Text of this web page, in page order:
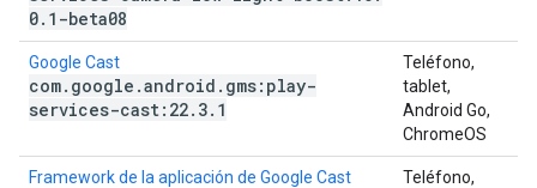
0. 1-beta08
Google Cast
com. google .android . gms:play-
services-cast:22. 3. 1
Teléfono,
tablet,
Android Go,
ChromeOS
Framework de la aplicación de Google Cast
Teléfono,